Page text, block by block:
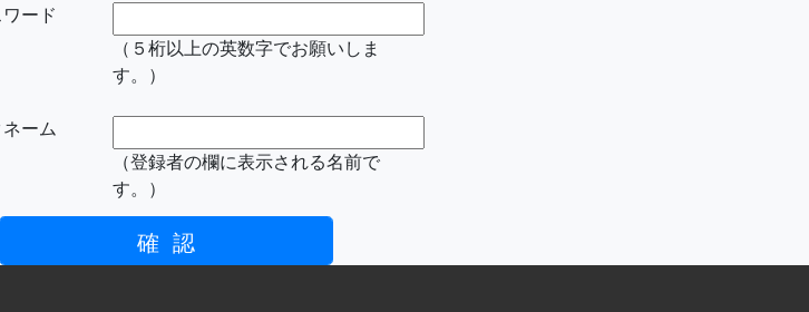
ード
（５桁以上の英数字でお願いしま
す。）
ーム
（登録者の欄に表示される名前で
す。）